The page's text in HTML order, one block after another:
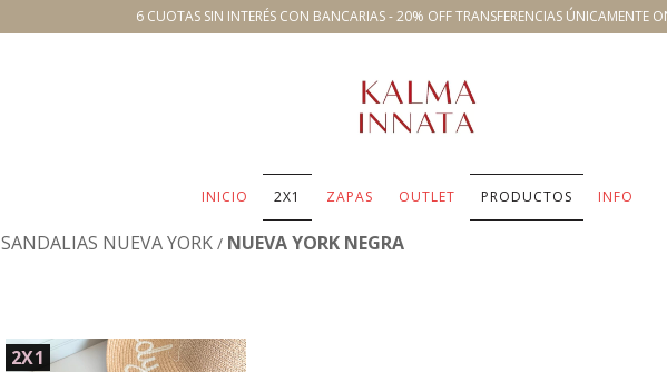
6 CUOTAS SIN INTERÉS CON BANCARIAS - 20% OFF TRANSFERENCIAS ÚNICAMENTE
INICIO 2X1 ZAPAS OUTLET PRODUCTOS INFO
SANDALIAS NUEVA YORK / NUEVA YORK NEGRA
2X1